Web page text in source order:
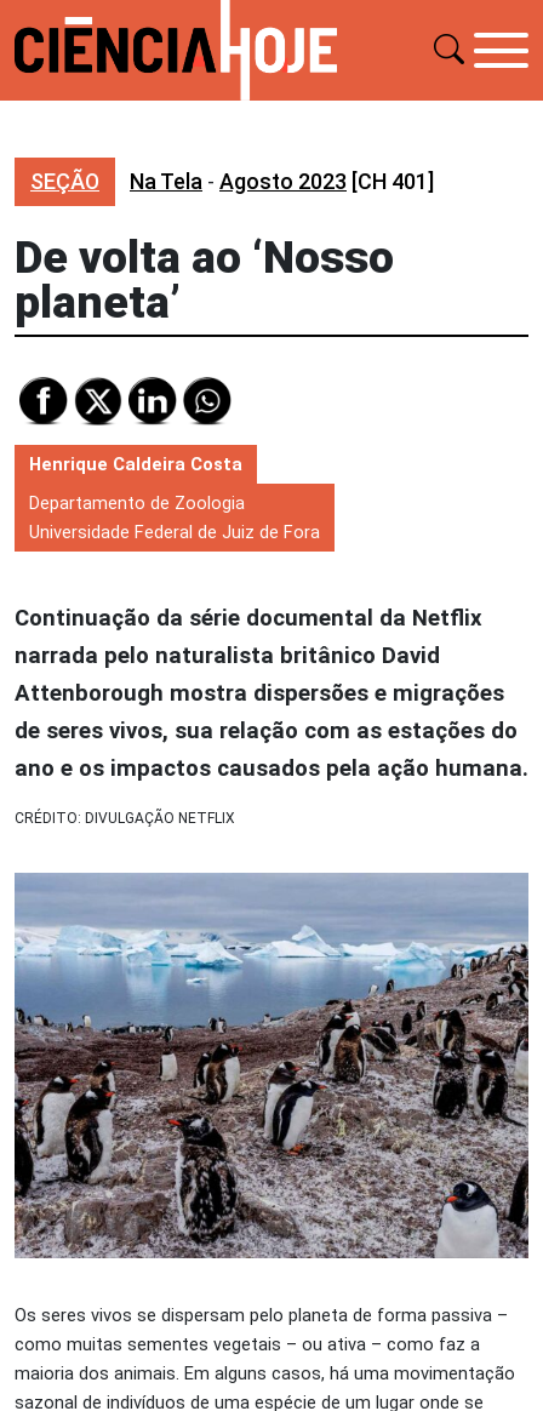
SEÇÃO Na Tela - Agosto 2023 [CH 401]
De volta ao ‘Nosso
planeta’
Henrique Caldeira Costa
Departamento de Zoologia
Universidade Federal de Juiz de Fora
Continuação da série documental da Netflix
narrada pelo naturalista britânico David
Attenborough mostra dispersões e migrações
de seres vivos, sua relação com as estações do
ano e os impactos causados pela ação humana.
CRÉDITO: DIVULGAÇÃO NETFLIX
Os seres vivos se dispersam pelo planeta de forma passiva –
como muitas sementes vegetais – ou ativa – como faz a
maioria dos animais. Em alguns casos, há uma movimentação
sazonal de indivíduos de uma espécie de um lugar onde se